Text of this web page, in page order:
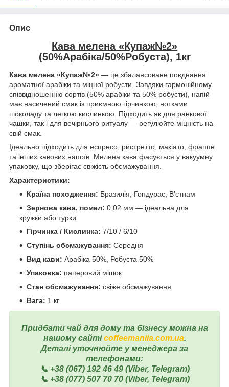
Опис
Кава мелена «Купаж№2»
(50%Арабіка/50%Робуста), 1кг
Кава мелена «Купаж№2» — це збалансоване поєднання
ароматної арабіки та міцної робусти. Завдяки гармонійному
співвідношенню сортів (50% арабіки та 50% робусти), напій
має насичений смак із приємною гірчинкою, нотками
шоколаду та легкою кислинкою. Підходить як для ранкової
чашки, так і для вечірнього ритуалу — регулюйте міцність на
свій смак.
Ідеально підходить для еспресо, ристретто, макіато, фраппе
та інших кавових напоїв. Мелена кава фасується у вакуумну
упаковку, що зберігає свіжість обсмажування.
Характеристики:
Країна походження: Бразилія, Гондурас, В’єтнам
Зернова кава, помел: 0,02 мм — ідеальна для
кружки або турки
Гірчинка / Кислинка: 7/10 / 6/10
Ступінь обсмажування: Середня
Вид кави: Арабіка 50%, Робуста 50%
Упаковка: паперовий мішок
Стан обсмажування: свіже обсмажування
Вага: 1 кг
Придбати чай для дому та бізнесу можна на
нашому сайтіcoffeemaniia.com.ua.
Деталі уточнюйте у менеджера за
телефонами:
📞 +38 (067) 192 46 49 (Viber, Telegram)
📞 +38 (077) 507 70 70 (Viber, Telegram)